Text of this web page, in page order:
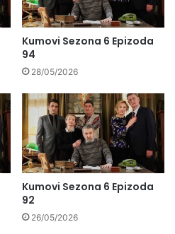
Kumovi Sezona 6 Epizoda
94
28/05/2026
Kumovi Sezona 6 Epizoda
92
26/05/2026